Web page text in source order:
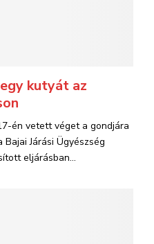
kutyát az
én vetett véget a gondjára
Járási Ügyészség
eljárásban...